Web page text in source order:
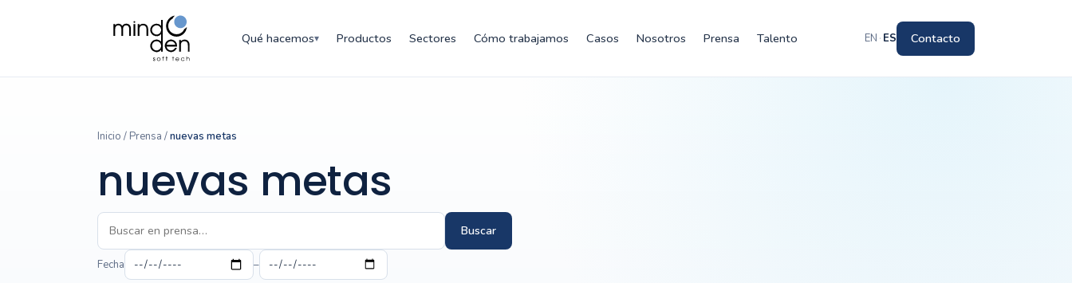
Qué hacemos▾ Productos Sectores Cómo trabajamos Casos Nosotros Prensa Talento EN · ES Contacto
Inicio / Prensa /nuevas metas
nuevas metas
Buscar
Fecha –